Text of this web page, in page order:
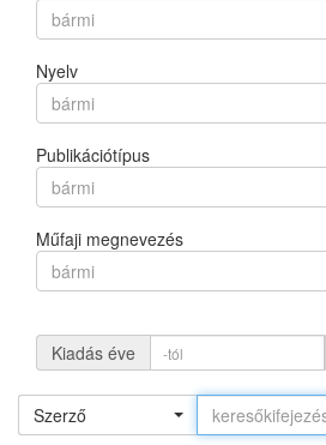
bármi
Nyelv
bármi
Publikációtípus
bármi
Műfaji megnevezés
bármi
Kiadás éve
Szerző